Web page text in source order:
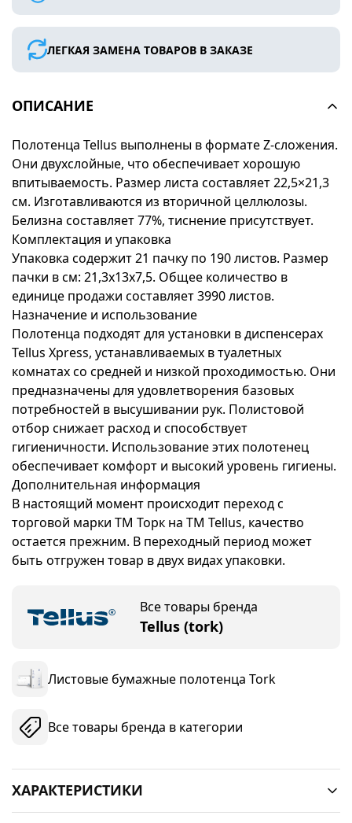
ЛЕГКАЯ ЗАМЕНА ТОВАРОВ В ЗАКАЗЕ
ОПИСАНИЕ
Полотенца Tellus выполнены в формате Z-сложения.
Они двухслойные, что обеспечивает хорошую
впитываемость. Размер листа составляет 22,5×21,3
см. Изготавливаются из вторичной целлюлозы.
Белизна составляет 77%, тиснение присутствует.
Комплектация и упаковка
Упаковка содержит 21 пачку по 190 листов. Размер
пачки в см: 21,3x13x7,5. Общее количество в
единице продажи составляет 3990 листов.
Назначение и использование
Полотенца подходят для установки в диспенсерах
Tellus Xpress, устанавливаемых в туалетных
комнатах со средней и низкой проходимостью. Они
предназначены для удовлетворения базовых
потребностей в высушивании рук. Полистовой
отбор снижает расход и способствует
гигиеничности. Использование этих полотенец
обеспечивает комфорт и высокий уровень гигиены.
Дополнительная информация
В настоящий момент происходит переход с
торговой марки ТМ Торк на ТМ Tellus, качество
остается прежним. В переходный период может
быть отгружен товар в двух видах упаковки.
Все товары бренда
Tellus (tork)
Листовые бумажные полотенца Tork
Все товары бренда в категории
ХАРАКТЕРИСТИКИ